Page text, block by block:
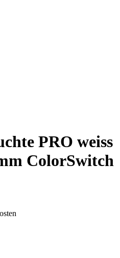
PRO weiss
ColorSwitch